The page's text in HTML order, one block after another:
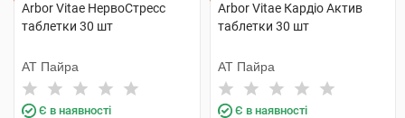
Arbor Vitae НервоСтресс
таблетки 30 шт
АТ Пайра
Є в наявності
Arbor Vitae Кардіо Актив
таблетки 30 шт
АТ Пайра
Є в наявності